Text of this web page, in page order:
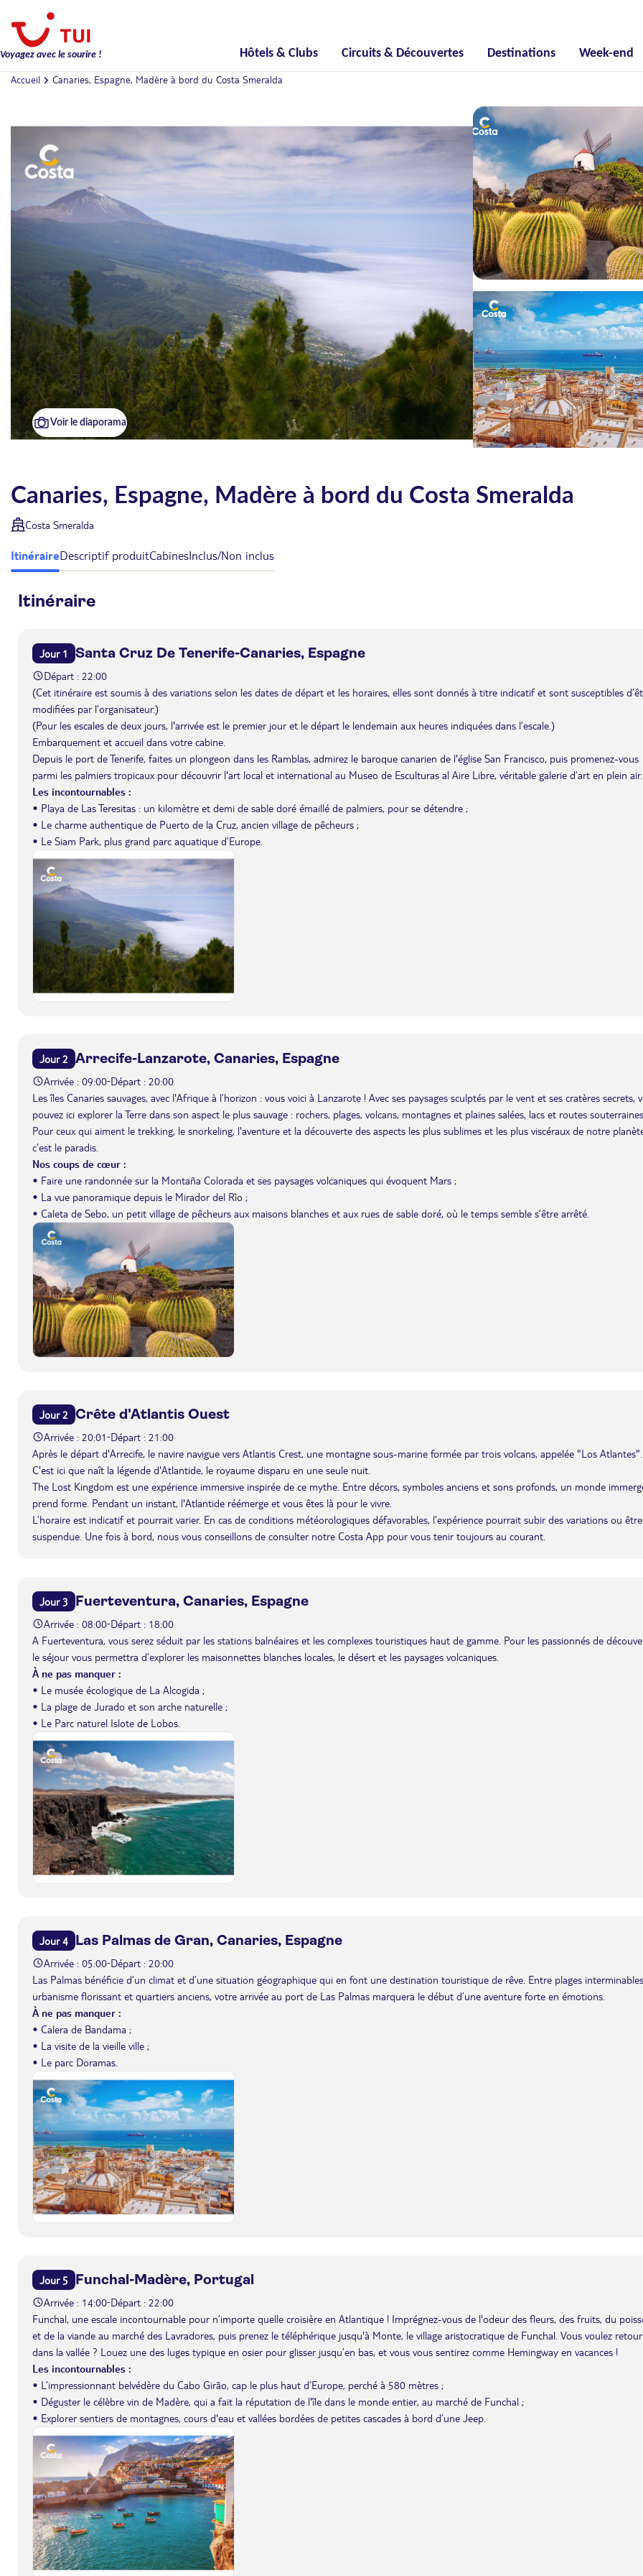
Voyagez avec le sourire ! Hôtels & Clubs Circuits & Découvertes Destinations Week-end
Accueil Canaries, Espagne, Madère à bord du Costa Smeralda
Voir le diaporama
Canaries, Espagne, Madère à bord du Costa Smeralda
Costa Smeralda
ItinéraireDescriptif produitCabinesInclus/Non inclus
Itinéraire
Jour 1 Santa Cruz De Tenerife-Canaries, Espagne
Départ : 22:00
(Cet itinéraire est soumis à des variations selon les dates de départ et les horaires, elles sont donnés à titre indicatif et sont susceptibles
modifiées par l’organisateur.)
(Pour les escales de deux jours, l'arrivée est le premier jour et le départ le lendemain aux heures indiquées dans l’escale.)
Embarquement et accueil dans votre cabine.
Depuis le port de Tenerife, faites un plongeon dans les Ramblas, admirez le baroque canarien de l'église San Francisco, puis promenez-vous
parmi les palmiers tropicaux pour découvrir l'art local et international au Museo de Esculturas al Aire Libre, véritable galerie d’art en plein air.
Les incontournables :
• Playa de Las Teresitas : un kilomètre et demi de sable doré émaillé de palmiers, pour se détendre ;
• Le charme authentique de Puerto de la Cruz, ancien village de pêcheurs ;
• Le Siam Park, plus grand parc aquatique d’Europe.
Jour 2 Arrecife-Lanzarote, Canaries, Espagne
Arrivée : 09:00-Départ : 20:00
Les îles Canaries sauvages, avec l'Afrique à l’horizon : vous voici à Lanzarote ! Avec ses paysages sculptés par le vent et ses cratères secrets,
pouvez ici explorer la Terre dans son aspect le plus sauvage : rochers, plages, volcans, montagnes et plaines salées, lacs et routes
Pour ceux qui aiment le trekking, le snorkeling, l'aventure et la découverte des aspects les plus sublimes et les plus viscéraux de notre
c’est le paradis.
Nos coups de cœur :
• Faire une randonnée sur la Montaña Colorada et ses paysages volcaniques qui évoquent Mars ;
• La vue panoramique depuis le Mirador del Rìo ;
• Caleta de Sebo, un petit village de pêcheurs aux maisons blanches et aux rues de sable doré, où le temps semble s’être arrêté.
Jour 2 Crête d'Atlantis Ouest
Arrivée : 20:01-Départ : 21:00
Après le départ d'Arrecife, le navire navigue vers Atlantis Crest, une montagne sous-marine formée par trois volcans, appelée "Los Atlantes".
C'est ici que naît la légende d'Atlantide, le royaume disparu en une seule nuit.
The Lost Kingdom est une expérience immersive inspirée de ce mythe. Entre décors, symboles anciens et sons profonds, un monde
prend forme. Pendant un instant, l'Atlantide réémerge et vous êtes là pour le vivre.
L’horaire est indicatif et pourrait varier. En cas de conditions météorologiques défavorables, l’expérience pourrait subir des variations ou être
suspendue. Une fois à bord, nous vous conseillons de consulter notre Costa App pour vous tenir toujours au courant.
Jour 3 Fuerteventura, Canaries, Espagne
Arrivée : 08:00-Départ : 18:00
A Fuerteventura, vous serez séduit par les stations balnéaires et les complexes touristiques haut de gamme. Pour les passionnés de
le séjour vous permettra d’explorer les maisonnettes blanches locales, le désert et les paysages volcaniques.
À ne pas manquer :
• Le musée écologique de La Alcogida ;
• La plage de Jurado et son arche naturelle ;
• Le Parc naturel Islote de Lobos.
Jour 4 Las Palmas de Gran, Canaries, Espagne
Arrivée : 05:00-Départ : 20:00
Las Palmas bénéficie d’un climat et d’une situation géographique qui en font une destination touristique de rêve. Entre plages
urbanisme florissant et quartiers anciens, votre arrivée au port de Las Palmas marquera le début d’une aventure forte en émotions.
À ne pas manquer :
• Calera de Bandama ;
• La visite de la vieille ville ;
• Le parc Doramas.
Jour 5 Funchal-Madère, Portugal
Arrivée : 14:00-Départ : 22:00
Funchal, une escale incontournable pour n’importe quelle croisière en Atlantique ! Imprégnez-vous de l'odeur des fleurs, des fruits, du
et de la viande au marché des Lavradores, puis prenez le téléphérique jusqu'à Monte, le village aristocratique de Funchal. Vous voulez
dans la vallée ? Louez une des luges typique en osier pour glisser jusqu’en bas, et vous vous sentirez comme Hemingway en vacances !
Les incontournables :
• L’impressionnant belvédère du Cabo Girão, cap le plus haut d’Europe, perché à 580 mètres ;
• Déguster le célèbre vin de Madère, qui a fait la réputation de l'île dans le monde entier, au marché de Funchal ;
• Explorer sentiers de montagnes, cours d'eau et vallées bordées de petites cascades à bord d’une Jeep.